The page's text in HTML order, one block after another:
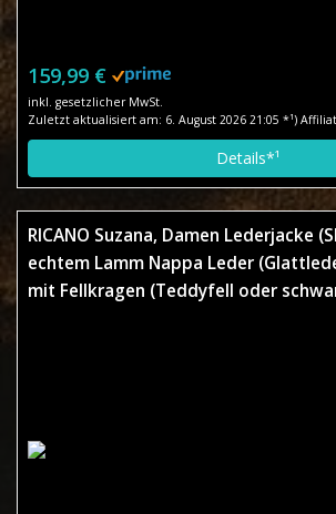
159,99 €
inkl. gesetzlicher MwSt.
Zuletzt aktualisiert am: 6. August 2026 21:05 *¹)
Details*¹
RICANO Suzana, Damen Lederjacke
echtem Lamm Nappa Leder
mit Fellkragen (Teddyfell oder